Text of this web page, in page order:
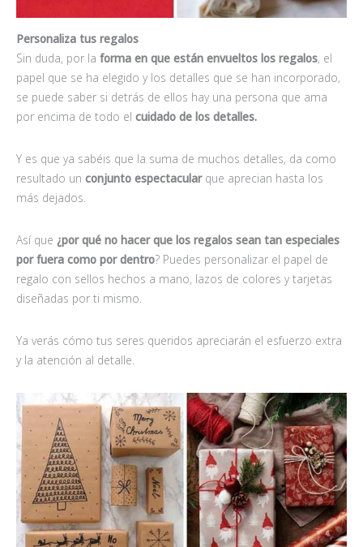
Personaliza tus regalos
Sin duda, por la forma en que están envueltos los regalos, el
papel que se ha elegido y los detalles que se han incorporado,
se puede saber si detrás de ellos hay una persona que ama
por encima de todo el cuidado de los detalles.
Y es que ya sabéis que la suma de muchos detalles, da como
resultado un conjunto espectacularque aprecian hasta los
más dejados.
Así que ¿por qué no hacer que los regalos sean tan especiales
por fuera como por dentro? Puedes personalizar el papel de
regalo con sellos hechos a mano, lazos de colores y tarjetas
diseñadas por ti mismo.
Ya verás cómo tus seres queridos apreciarán el esfuerzo extra
y la atención al detalle.